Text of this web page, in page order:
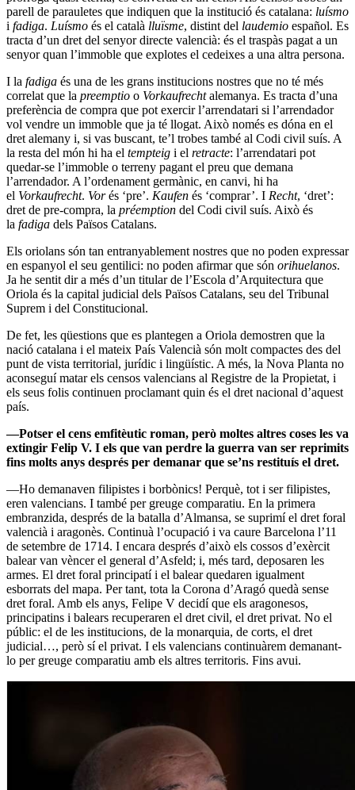
parell de parauletes que indiquen que la institució és catalana: luísmo
i fadiga. Luísmo és el català lluïsme, distint del laudemio español. Es
tracta d’un dret del senyor directe valencià: és el traspàs pagat a un
senyor quan l’immoble que explotes el cedeixes a una altra persona.
I la fadiga és una de les grans institucions nostres que no té més
correlat que la preemptio o Vorkaufrechtalemanya. Es tracta d’una
preferència de compra que pot exercir l’arrendatari si l’arrendador
vol vendre un immoble que ja té llogat. Això només es dóna en el
dret alemany i, si vas buscant, te’l trobes també al Codi civil suís. A
la resta del món hi ha el tempteig i el retracte: l’arrendatari pot
quedar-se l’immoble o terreny pagant el preu que demana
l’arrendador. A l’ordenament germànic, en canvi, hi ha
el Vorkaufrecht. Vorés ‘pre’. Kaufen és ‘comprar’. I Recht, ‘dret’:
dret de pre-compra, la préemption del Codi civil suís. Això és
la fadiga dels Països Catalans.
Els oriolans són tan entranyablement nostres que no poden expressar
en espanyol el seu gentilici: no poden afirmar que són orihuelanos.
Ja he sentit dir a més d’un titular de l’Escola d’Arquitectura que
Oriola és la capital judicial dels Països Catalans, seu del Tribunal
Suprem i del Constitucional.
De fet, les qüestions que es plantegen a Oriola demostren que la
nació catalana i el mateix País Valencià són molt compactes des del
punt de vista territorial, jurídic i lingüístic. A més, la Nova Planta no
aconseguí matar els censos valencians al Registre de la Propietat, i
els seus folis continuen proclamant quin és el dret nacional d’aquest
país.
—Potser el cens emfitèutic roman, però moltes altres coses les va
extingir Felip V. I els que van perdre la guerra van ser reprimits
fins molts anys després per demanar que se’ns restituís el dret.
—Ho demanaven filipistes i borbònics! Perquè, tot i ser filipistes,
eren valencians. I també per greuge comparatiu. En la primera
embranzida, després de la batalla d’Almansa, se suprimí el dret foral
valencià i aragonès. Continuà l’ocupació i va caure Barcelona l’11
de setembre de 1714. I encara després d’això els cossos d’exèrcit
balear van vèncer el general d’Asfeld; i, més tard, deposaren les
armes. El dret foral principatí i el balear quedaren igualment
esborrats del mapa. Per tant, tota la Corona d’Aragó quedà sense
dret foral. Amb els anys, Felipe V decidí que els aragonesos,
principatins i balears recuperaren el dret civil, el dret privat. No el
públic: el de les institucions, de la monarquia, de corts, el dret
judicial…, però sí el privat. I els valencians continuàrem demanant-
lo per greuge comparatiu amb els altres territoris. Fins avui.